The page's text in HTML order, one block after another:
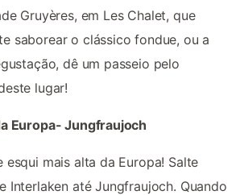
Gruyères, em Les Chalet, que
saborear o clássico fondue, ou a
dê um passeio pelo
lugar!
Europa- Jungfraujoch
esqui mais alta da Europa! Salte
Interlaken até Jungfraujoch. Quando